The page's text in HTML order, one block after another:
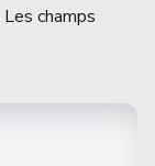
Les champs